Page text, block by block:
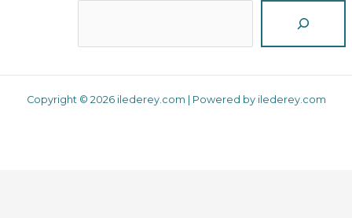
Copyright © 2026 ilederey.com | Powered by ilederey.com